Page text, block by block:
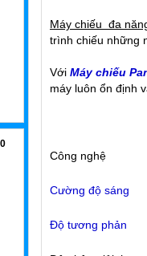
Máy chiếu đa
trình chiếu những
Với Máy chiếu
máy luôn ổn định
Công nghệ
Cường độ sáng
Độ tương phản